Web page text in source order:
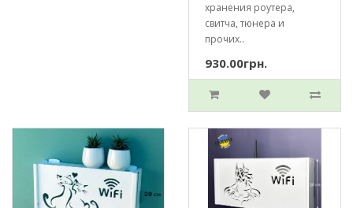
хранения роутера,
свитча, тюнера и
прочих..
930.00грн.